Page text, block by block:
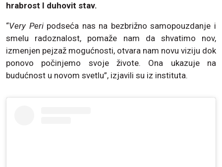
hrabrost I duhovit stav.
“Very Peripodseća nas na bezbrižno samopouzdanje i
smelu radoznalost, pomaže nam da shvatimo nov,
izmenjen pejzaž mogućnosti, otvara nam novu viziju dok
ponovo počinjemo svoje živote. Ona ukazuje na
budućnost u novom svetlu”, izjavili su iz instituta.